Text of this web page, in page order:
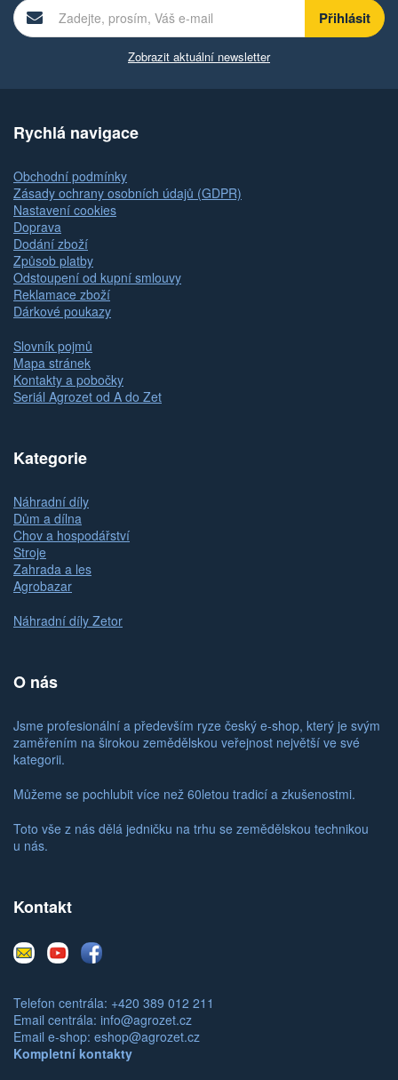
Zobrazit aktuální newsletter
Rychlá navigace
Obchodní podmínky
Zásady ochrany osobních údajů (GDPR)
Nastavení cookies
Doprava
Dodání zboží
Způsob platby
Odstoupení od kupní smlouvy
Reklamace zboží
Dárkové poukazy
Slovník pojmů
Mapa stránek
Kontakty a pobočky
Seriál Agrozet od A do Zet
Kategorie
Náhradní díly
Dům a dílna
Chov a hospodářství
Stroje
Zahrada a les
Agrobazar
Náhradní díly Zetor
O nás
Jsme profesionální a především ryze český e-shop, který je svým
zaměřením na širokou zemědělskou veřejnost největší ve své
kategorii.
Můžeme se pochlubit více než 60letou tradicí a zkušenostmi.
Toto vše z nás dělá jedničku na trhu se zemědělskou technikou
u nás.
Kontakt
E-
mail
YoutubeFacebook
Telefon centrála: +420 389 012 211
Email centrála: info@agrozet.cz
Email e-shop: eshop@agrozet.cz
Kompletní kontakty